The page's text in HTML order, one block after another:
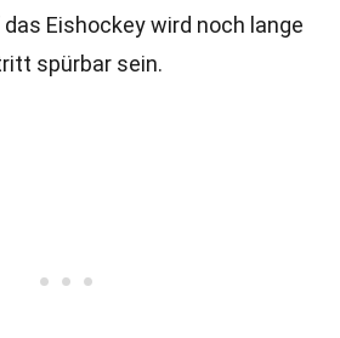
Eishockey wird noch lange
spürbar sein.